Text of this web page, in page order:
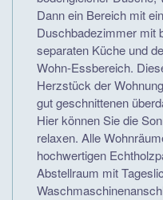
Dann ein Bereich mit
Duschbadezimmer mit
separaten Küche und
Wohn-Essbereich.
Herzstück der
gut geschnittenen
Hier können Sie die
relaxen. Alle
hochwertigen
Abstellraum mit